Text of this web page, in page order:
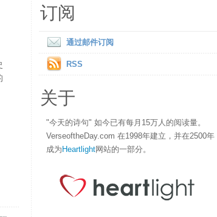
订阅
通过邮件订阅
RSS
关于
"今天的诗句" 如今已有每月15万人的阅读量。
VerseoftheDay.com 在1998年建立，并在2500年
成为 Heartlight网站的一部分。